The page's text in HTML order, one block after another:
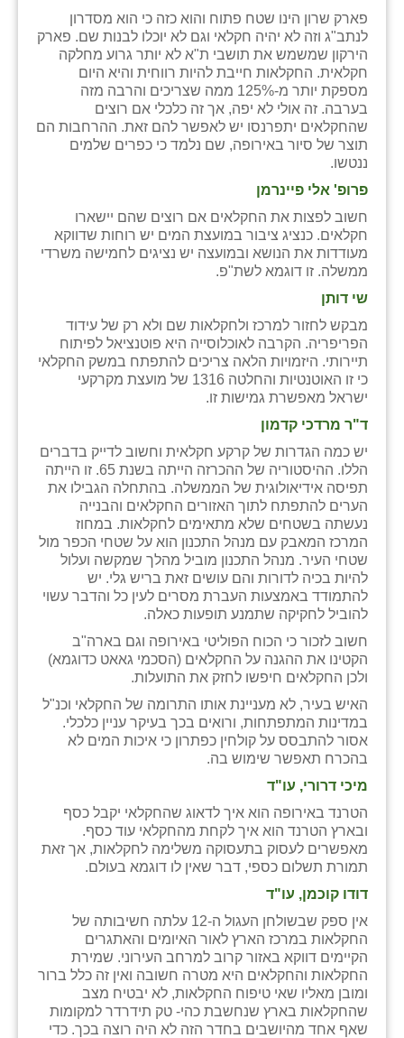
פארק שרון הינו שטח פתוח והוא כזה כי הוא מסדרון
לנתב"ג וזה לא יהיה חקלאי וגם לא יוכלו לבנות שם. פארק
הירקון שמשמש את תושבי ת"א לא יותר גרוע מחלקה
חקלאית. החקלאות חייבת להיות רווחית והיא היום
מספקת יותר מ-125% ממה שצריכים והרבה מזה
בערבה. זה אולי לא יפה, אך זה כלכלי אם רוצים
שהחקלאים יתפרנסו יש לאפשר להם זאת. ההרחבות הם
תוצר של סיור באירופה, שם נלמד כי כפרים שלמים
ננטשו.
פרופ' אלי פיינרמן
חשוב לפצות את החקלאים אם רוצים שהם יישארו
חקלאים. כנציג ציבור במועצת המים יש רוחות שדווקא
מעודדות את הנושא ובמועצה יש נציגים לחמישה משרדי
ממשלה. זו דוגמא לשת"פ.
שי דותן
מבקש לחזור למרכז ולחקלאות שם ולא רק של עידוד
הפריפריה. הקרבה לאוכלוסייה היא פוטנציאל לפיתוח
תיירותי. היזמויות הלאה צריכים להתפתח במשק החקלאי
כי זו האוטנטיות והחלטה 1316 של מועצת מקרקעי
ישראל מאפשרת גמישות זו.
ד"ר מרדכי קדמון
יש כמה הגדרות של קרקע חקלאית וחשוב לדייק בדברים
הללו. ההיסטוריה של ההכרזה הייתה בשנת 65. זו הייתה
תפיסה אידיאולוגית של הממשלה. בהתחלה הגבילו את
הערים להתפתח לתוך האזורים החקלאים והבנייה
נעשתה בשטחים שלא מתאימים לחקלאות. במחוז
המרכז המאבק עם מנהל התכנון הוא על שטחי הכפר מול
שטחי העיר. מנהל התכנון מוביל מהלך שמקשה ועלול
להיות בכיה לדורות והם עושים זאת בריש גלי. יש
להתמודד באמצעות העברת מסרים לעין כל והדבר עשוי
להוביל לחקיקה שתמנע תופעות כאלה.
חשוב לזכור כי הכוח הפוליטי באירופה וגם בארה"ב
הקטינו את ההגנה על החקלאים (הסכמי גאאט כדוגמא)
ולכן החקלאים חיפשו לחזק את התועלות.
האיש בעיר, לא מעניינת אותו התרומה של החקלאי וכנ"ל
במדינות המתפתחות, ורואים בכך בעיקר עניין כלכלי.
אסור להתבסס על קולחין כפתרון כי איכות המים לא
בהכרח תאפשר שימוש בה.
מיכי דרורי, עו"ד
הטרנד באירופה הוא איך לדאוג שהחקלאי יקבל כסף
ובארץ הטרנד הוא איך לקחת מהחקלאי עוד כסף.
מאפשרים לעסוק בתעסוקה משלימה לחקלאות, אך זאת
תמורת תשלום כספי, דבר שאין לו דוגמא בעולם.
דודו קוכמן, עו"ד
אין ספק שבשולחן העגול ה-12 עלתה חשיבותה של
החקלאות במרכז הארץ לאור האיומים והאתגרים
הקיימים דווקא באזור קרוב למרחב העירוני. שמירת
החקלאות והחקלאים היא מטרה חשובה ואין זה כלל ברור
ומובן מאליו שאי טיפוח החקלאות, לא יבטיח מצב
שהחקלאות בארץ שנחשבת כהי- טק תידרדר למקומות
שאף אחד מהיושבים בחדר הזה לא היה רוצה בכך. כדי